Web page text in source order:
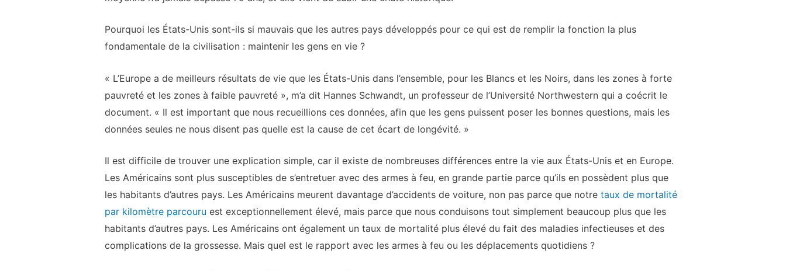
Pourquoi les États-Unis sont-ils si mauvais que les autres pays développés pour ce qui est de remplir la fonction la plus
fondamentale de la civilisation : maintenir les gens en vie ?
« L’Europe a de meilleurs résultats de vie que les États-Unis dans l’ensemble, pour les Blancs et les Noirs, dans les zones à forte
pauvreté et les zones à faible pauvreté », m’a dit Hannes Schwandt, un professeur de l’Université Northwestern qui a coécrit le
document. « Il est important que nous recueillions ces données, afin que les gens puissent poser les bonnes questions, mais les
données seules ne nous disent pas quelle est la cause de cet écart de longévité. »
Il est difficile de trouver une explication simple, car il existe de nombreuses différences entre la vie aux États-Unis et en Europe.
Les Américains sont plus susceptibles de s’entretuer avec des armes à feu, en grande partie parce qu’ils en possèdent plus que
les habitants d’autres pays. Les Américains meurent davantage d’accidents de voiture, non pas parce que notre taux de mortalité
par kilomètre parcouru est exceptionnellement élevé, mais parce que nous conduisons tout simplement beaucoup plus que les
habitants d’autres pays. Les Américains ont également un taux de mortalité plus élevé du fait des maladies infectieuses et des
complications de la grossesse. Mais quel est le rapport avec les armes à feu ou les déplacements quotidiens ?